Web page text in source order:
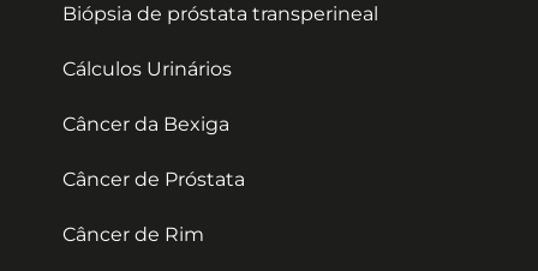
Biópsia de próstata transperineal
Cálculos Urinários
Câncer da Bexiga
Câncer de Próstata
Câncer de Rim